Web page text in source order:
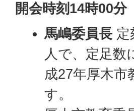
開会時刻14時00分
馬嶋委員長
人で、定足
成27年厚木市
す。